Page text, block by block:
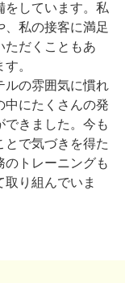
をしています。私
、私の接客に満足
ただくこともあ
。
ルの雰囲気に慣れ
中にたくさんの発
できました。今も
とで気づきを得た
のトレーニングも
り組んでいま